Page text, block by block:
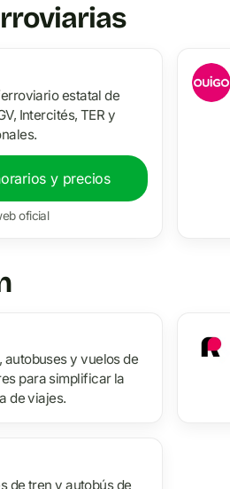
estatal de
Intercités, TER y
y precios
oficial
autobuses y vuelos de
para simplificar la
de viajes.
de tren y autobús de